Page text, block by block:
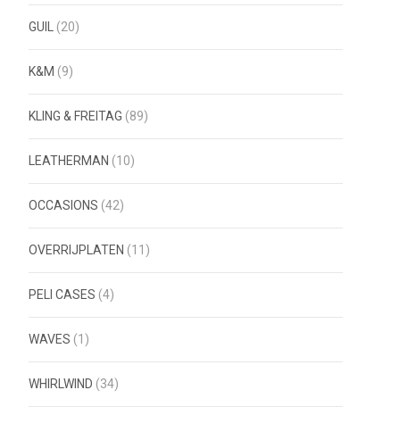
GUIL (20)
K&M (9)
KLING & FREITAG (89)
LEATHERMAN (10)
OCCASIONS (42)
OVERRIJPLATEN (11)
PELI CASES (4)
WAVES (1)
WHIRLWIND (34)